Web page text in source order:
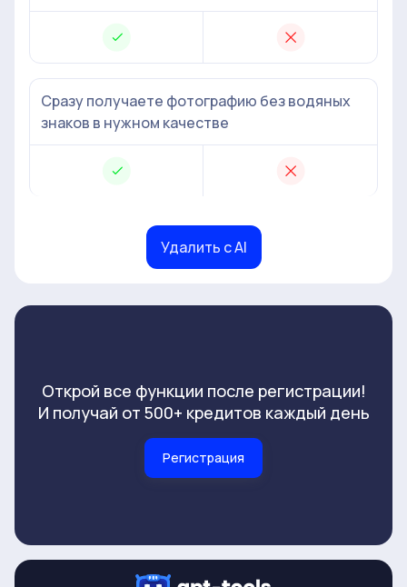
Сразу получаете фотографию без водяных
знаков в нужном качестве
Удалить с AI
Открой все функции после регистрации!
И получай от 500+ кредитов каждый день
Регистрация